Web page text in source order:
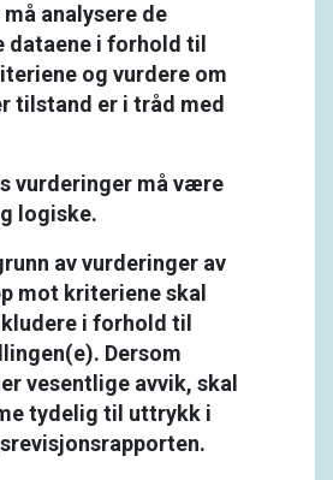
må analysere de
dataene i forhold til
og vurdere om
tilstand er i tråd med
vurderinger må være
logiske.
av vurderinger av
mot kriteriene skal
i forhold til
Dersom
vesentlige avvik, skal
tydelig til uttrykk i